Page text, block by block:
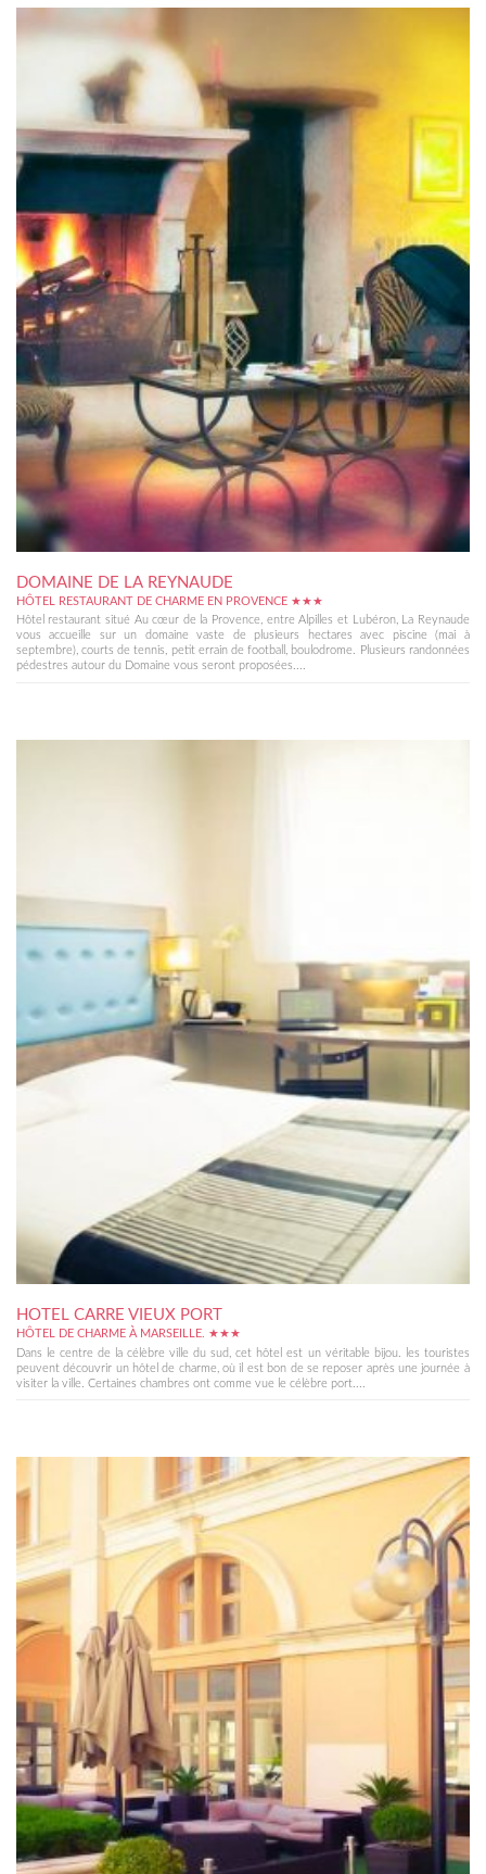
DOMAINE DE LA REYNAUDE
HÔTEL RESTAURANT DE CHARME EN PROVENCE ★★★
Hôtel restaurant situé Au cœur de la Provence, entre Alpilles et Lubéron, La Reynaude
vous accueille sur un domaine vaste de plusieurs hectares avec piscine (mai à
septembre), courts de tennis, petit errain de football, boulodrome. Plusieurs randonnées
pédestres autour du Domaine vous seront proposées....
HOTEL CARRE VIEUX PORT
HÔTEL DE CHARME À MARSEILLE. ★★★
Dans le centre de la célèbre ville du sud, cet hôtel est un véritable bijou. les touristes
peuvent découvrir un hôtel de charme, où il est bon de se reposer après une journée à
visiter la ville. Certaines chambres ont comme vue le célèbre port....